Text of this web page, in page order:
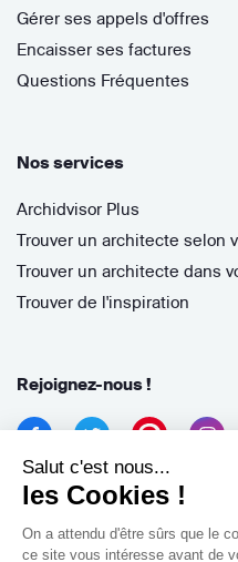
Salut c'est nous...
les Cookies !
On a attendu d'être sûrs que le
ce site vous intéresse avant de
Gérer ses appels d'offres
Encaisser ses factures
Questions Fréquentes
Nos services
Archidvisor Plus
Trouver un architecte selon
Trouver un architecte dans
Trouver de l'inspiration
Rejoignez-nous !